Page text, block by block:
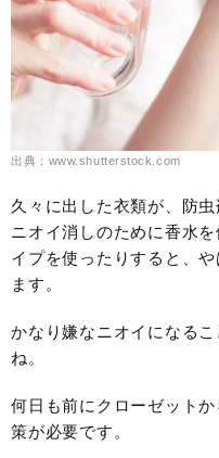
出典：www.shutterstock.com
久々に出した衣類が、防
ニオイ消しのために香水
イプを使ったりすると、
ます。
かなり嫌なニオイになる
ね。
何日も前にクローゼット
策が必要です。